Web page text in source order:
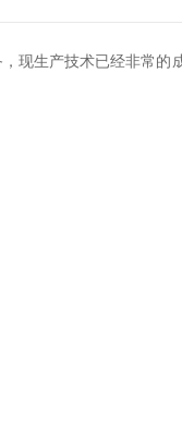
现生产技术已经非常的